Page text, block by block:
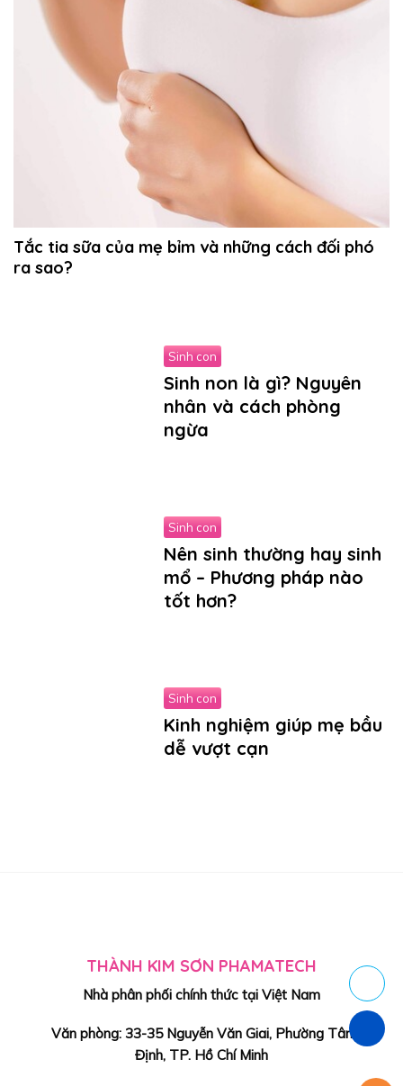
Tắc tia sữa của mẹ bỉm và những cách đối phó
ra sao?
Sinh non là gì? Nguyên
nhân và cách phòng
ngừa
Sinh con
Nên sinh thường hay sinh
mổ – Phương pháp nào
tốt hơn?
Sinh con
Kinh nghiệm giúp mẹ bầu
dễ vượt cạn
Sinh con
THÀNH KIM SƠN PHAMATECH
Nhà phân phối chính thức tại Việt Nam
Văn phòng: 33-35 Nguyễn Văn Giai, Phường Tân
Định, TP. Hồ Chí Minh